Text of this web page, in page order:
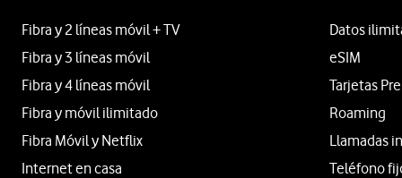
Fibra y 2 líneas móvil + TV
Fibra y 3 líneas móvil
Fibra y 4 líneas móvil
Fibra y móvil ilimitado
Fibra Móvil y Netflix
Internet en casa
Datos
eSIM
Tarjetas
Roaming
Llamadas
Teléfono